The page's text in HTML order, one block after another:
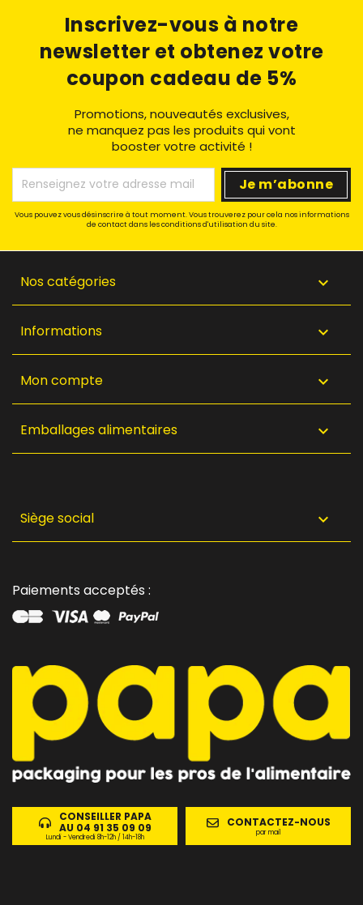
Inscrivez-vous à notre
newsletter et obtenez votre
coupon cadeau de 5%
Promotions, nouveautés exclusives,
ne manquez pas les produits qui vont
booster votre activité !
Vous pouvez vous désinscrire à tout moment. Vous trouverez pour cela nos informations
de contact dans les conditions d'utilisation du site.
CONSEILLER PAPA
AU 04 91 35 09 09
Lundi - Vendredi 8h-12h / 14h-18h
CONTACTEZ-NOUS
par mail
Nos catégories 
Informations 
Mon compte 
Emballages alimentaires 
Siège social 
Paiements acceptés :